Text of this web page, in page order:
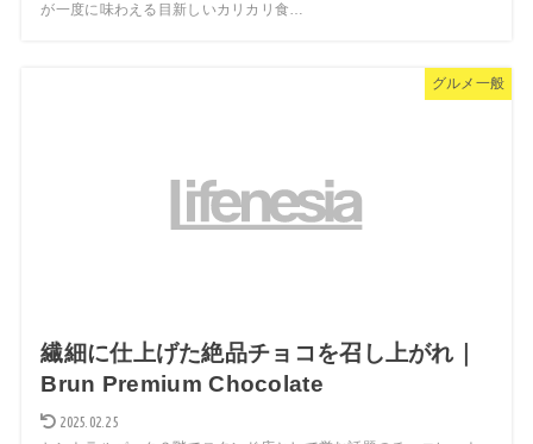
が一度に味わえる目新しいカリカリ食…
グルメ一般
繊細に仕上げた絶品チョコを召し上がれ｜
Brun Premium Chocolate
2025.02.25